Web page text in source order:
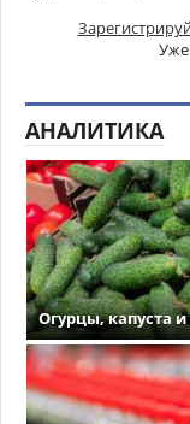
Уже
АНАЛИТИКА
Огурцы, капуста